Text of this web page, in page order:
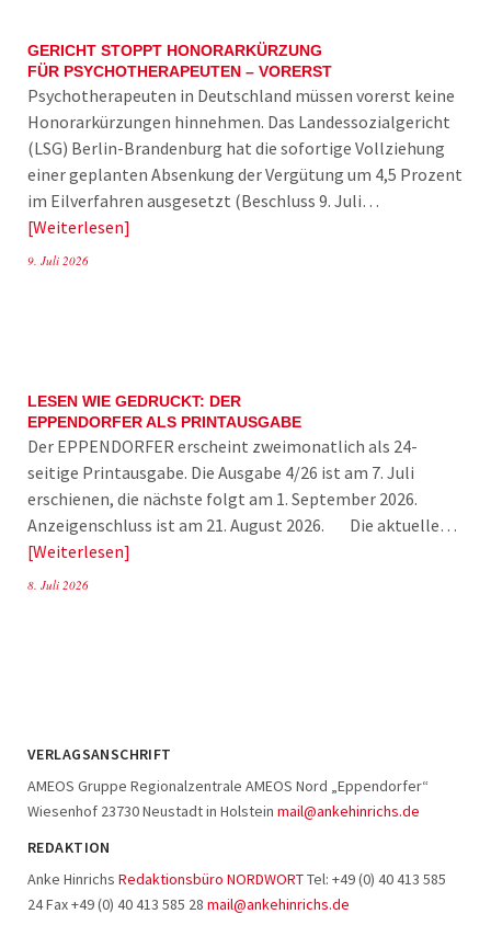
GERICHT STOPPT HONORARKÜRZUNG
FÜR PSYCHOTHERAPEUTEN – VORERST
Psychotherapeuten in Deutschland müssen vorerst keine
Honorarkürzungen hinnehmen. Das Landessozialgericht
(LSG) Berlin-Brandenburg hat die sofortige Vollziehung
einer geplanten Absenkung der Vergütung um 4,5 Prozent
im Eilverfahren ausgesetzt (Beschluss 9. Juli…
Weiterlesen
9. Juli 2026
LESEN WIE GEDRUCKT: DER
EPPENDORFER ALS PRINTAUSGABE
Der EPPENDORFER erscheint zweimonatlich als 24-
seitige Printausgabe. Die Ausgabe 4/26 ist am 7. Juli
erschienen, die nächste folgt am 1. September 2026.
Anzeigenschluss ist am 21. August 2026. Die aktuelle…
Weiterlesen
8. Juli 2026
VERLAGSANSCHRIFT
AMEOS Gruppe Regionalzentrale AMEOS Nord „Eppendorfer“
Wiesenhof 23730 Neustadt in Holstein mail@ankehinrichs.de
REDAKTION
Anke Hinrichs Redaktionsbüro NORDWORTTel: +49 (0) 40 413 585
24 Fax +49 (0) 40 413 585 28 mail@ankehinrichs.de